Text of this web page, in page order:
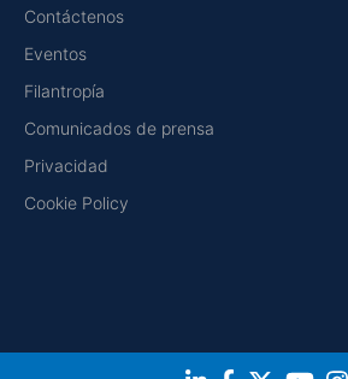
Contáctenos
Eventos
Filantropía
Comunicados de prensa
Privacidad
Cookie Policy